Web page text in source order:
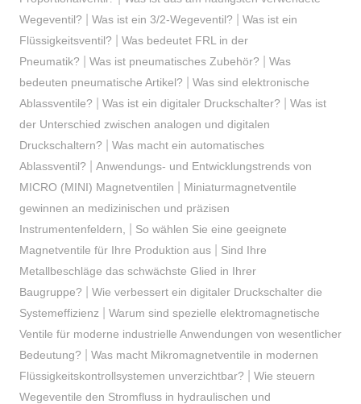
Wegeventil?
Was ist ein 3/2-Wegeventil?
Was ist ein
Flüssigkeitsventil?
Was bedeutet FRL in der
Pneumatik?
Was ist pneumatisches Zubehör?
Was
bedeuten pneumatische Artikel?
Was sind elektronische
Ablassventile?
Was ist ein digitaler Druckschalter?
Was ist
der Unterschied zwischen analogen und digitalen
Druckschaltern?
Was macht ein automatisches
Ablassventil?
Anwendungs- und Entwicklungstrends von
MICRO (MINI) Magnetventilen
Miniaturmagnetventile
gewinnen an medizinischen und präzisen
Instrumentenfeldern,
So wählen Sie eine geeignete
Magnetventile für Ihre Produktion aus| Sind Ihre
Metallbeschläge das schwächste Glied in Ihrer
Baugruppe?
Wie verbessert ein digitaler Druckschalter die
Systemeffizienz
Warum sind spezielle elektromagnetische
Ventile für moderne industrielle Anwendungen von wesentlicher
Bedeutung?
Was macht Mikromagnetventile in modernen
Flüssigkeitskontrollsystemen unverzichtbar?
Wie steuern
Wegeventile den Stromfluss in hydraulischen und